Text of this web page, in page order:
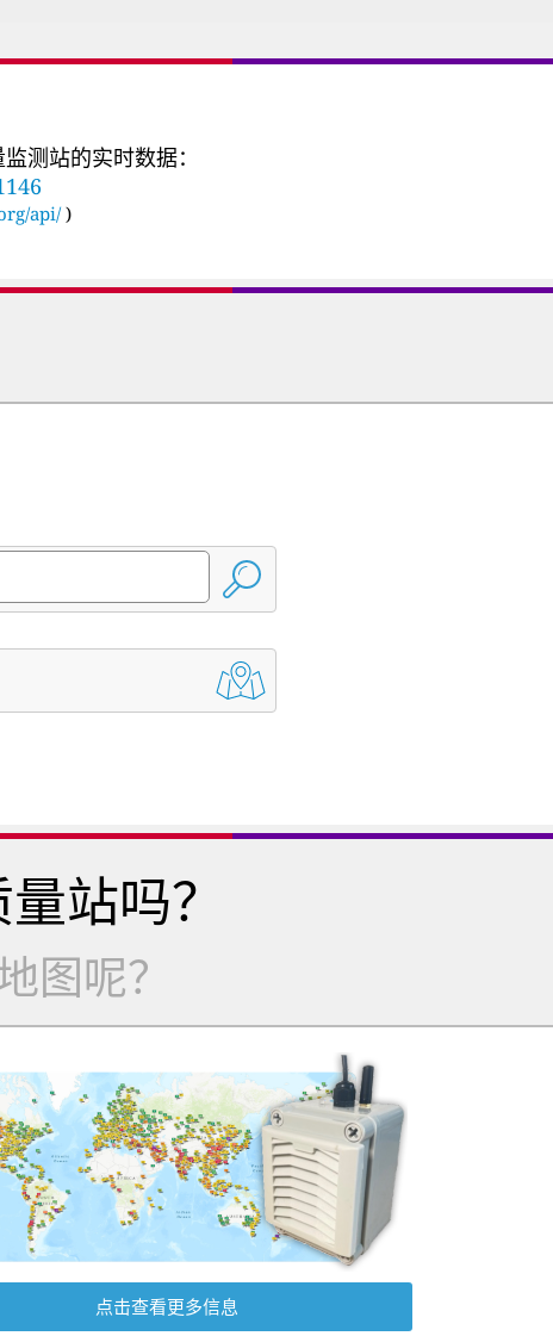
测站的实时数据：
api/)
站吗？
图呢？
点击查看更多信息